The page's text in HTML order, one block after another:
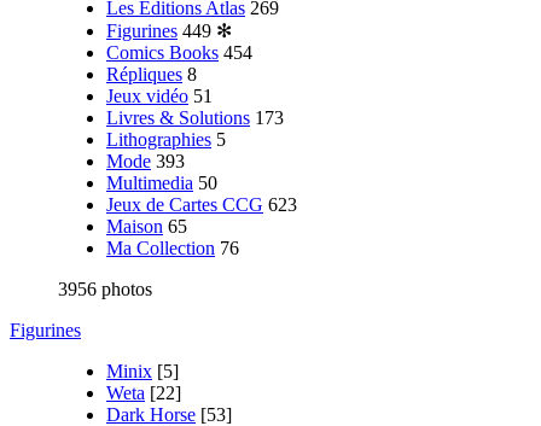
Les Editions Atlas 269
Figurines 449 ✻
Comics Books 454
Répliques 8
Jeux vidéo 51
Livres & Solutions 173
Lithographies 5
Mode 393
Multimedia 50
Jeux de Cartes CCG 623
Maison 65
Ma Collection 76
3956 photos
Figurines
Minix [5]
Weta [22]
Dark Horse [53]